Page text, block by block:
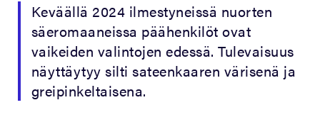
Keväällä 2024 ilmestyneissä nuorten
säeromaaneissa päähenkilöt ovat
vaikeiden valintojen edessä. Tulevaisuus
näyttäytyy silti sateenkaaren värisenä ja
greipinkeltaisena.